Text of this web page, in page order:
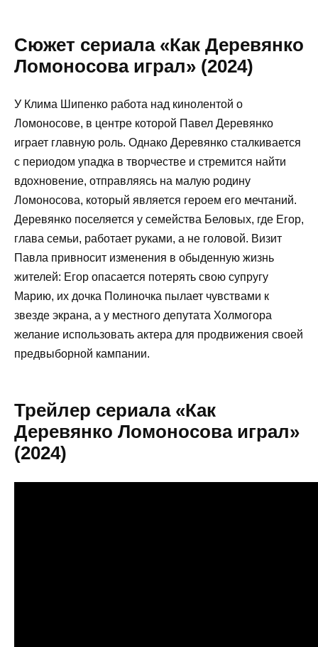
Сюжет сериала «Как Деревянко
Ломоносова играл» (2024)
У Клима Шипенко работа над кинолентой о
Ломоносове, в центре которой Павел Деревянко
играет главную роль. Однако Деревянко сталкивается
с периодом упадка в творчестве и стремится найти
вдохновение, отправляясь на малую родину
Ломоносова, который является героем его мечтаний.
Деревянко поселяется у семейства Беловых, где Егор,
глава семьи, работает руками, а не головой. Визит
Павла привносит изменения в обыденную жизнь
жителей: Егор опасается потерять свою супругу
Марию, их дочка Полиночка пылает чувствами к
звезде экрана, а у местного депутата Холмогора
желание использовать актера для продвижения своей
предвыборной кампании.
Трейлер сериала «Как
Деревянко Ломоносова играл»
(2024)